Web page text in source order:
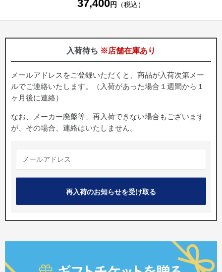
37,400円 （税込）
入荷待ち ※店舗在庫あり
メールアドレスをご登録いただくと、商品が入荷次第メー
ルでご連絡いたします。（入荷があった場合１週間から１
ヶ月後に連絡）
なお、メーカー廃盤等、再入荷できない場合もございます
が、その場合、連絡はいたしません。